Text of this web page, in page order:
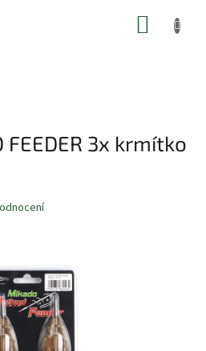
FEEDER 3x krmítko